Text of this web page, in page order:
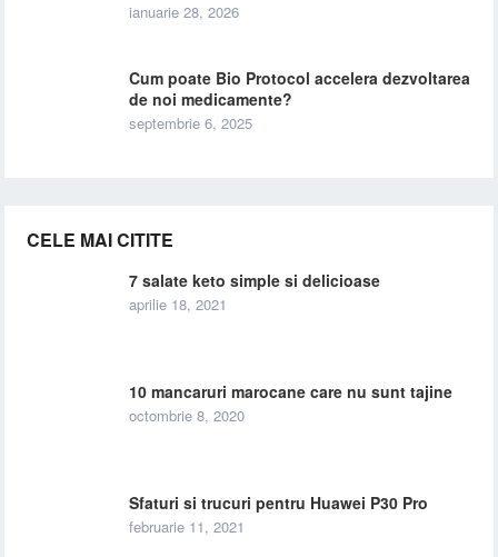
ianuarie 28, 2026
Cum poate Bio Protocol accelera dezvoltarea
de noi medicamente?
septembrie 6, 2025
CELE MAI CITITE
7 salate keto simple si delicioase
aprilie 18, 2021
10 mancaruri marocane care nu sunt tajine
octombrie 8, 2020
Sfaturi si trucuri pentru Huawei P30 Pro
februarie 11, 2021